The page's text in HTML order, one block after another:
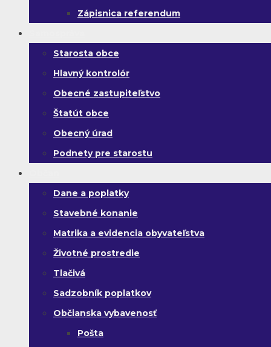
Zápisnica referendum
Starosta obce
Hlavný kontrolór
Obecné zastupiteľstvo
Štatút obce
Obecný úrad
Podnety pre starostu
Dane a poplatky
Stavebné konanie
Matrika a evidencia obyvateľstva
Životné prostredie
Tlačivá
Sadzobník poplatkov
Občianska vybavenosť
Pošta